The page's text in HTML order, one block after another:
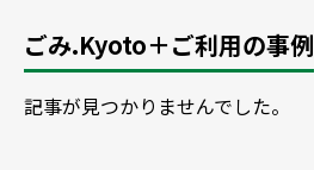
ごみ.Kyoto＋ご利用の事例
記事が見つかりませんでした。